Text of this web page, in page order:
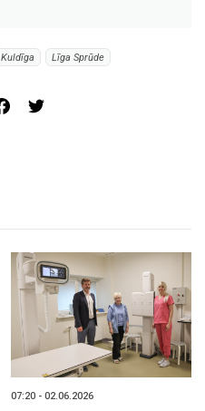
Kuldīga Līga Sprūde
07:20 - 02.06.2026